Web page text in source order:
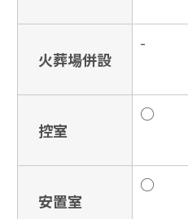
火葬場併設
-
控室
○
安置室
○